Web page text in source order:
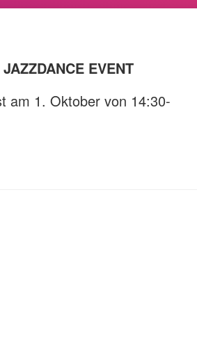
EVENT
am 1. Oktober von 14:30-